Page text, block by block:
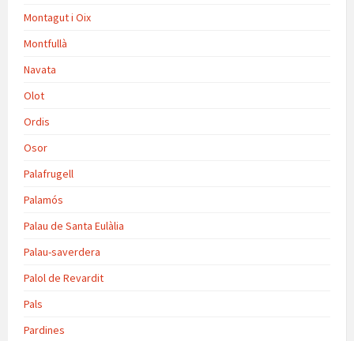
Montagut i Oix
Montfullà
Navata
Olot
Ordis
Osor
Palafrugell
Palamós
Palau de Santa Eulàlia
Palau-saverdera
Palol de Revardit
Pals
Pardines